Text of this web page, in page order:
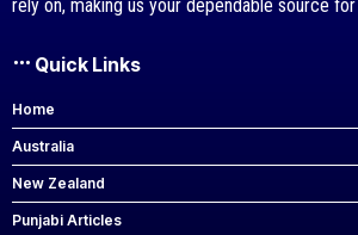
rely on, making us your dependable source
Quick Links
Home
Australia
New Zealand
Punjabi Articles